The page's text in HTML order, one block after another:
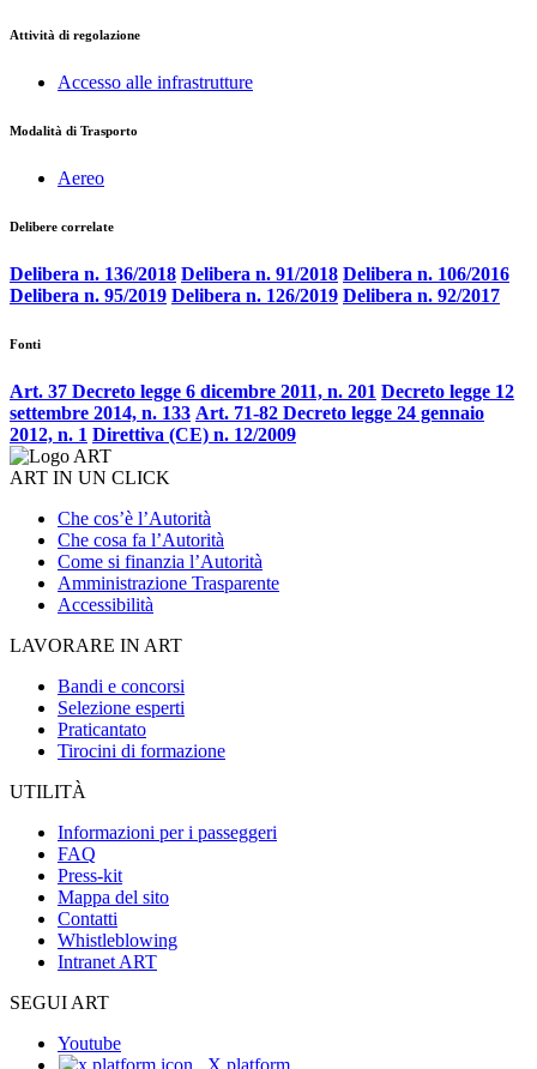
Attività di regolazione
Accesso alle infrastrutture
Modalità di Trasporto
Aereo
Delibere correlate
Delibera n. 136/2018 Delibera n. 91/2018 Delibera n. 106/2016
Delibera n. 95/2019 Delibera n. 126/2019 Delibera n. 92/2017
Fonti
Art. 37 Decreto legge 6 dicembre 2011, n. 201 Decreto legge 12
settembre 2014, n. 133 Art. 71-82 Decreto legge 24 gennaio
2012, n. 1 Direttiva (CE) n. 12/2009
ART IN UN CLICK
Che cos’è l’Autorità
Che cosa fa l’Autorità
Come si finanzia l’Autorità
Amministrazione Trasparente
Accessibilità
LAVORARE IN ART
Bandi e concorsi
Selezione esperti
Praticantato
Tirocini di formazione
UTILITÀ
Informazioni per i passeggeri
FAQ
Press-kit
Mappa del sito
Contatti
Whistleblowing
Intranet ART
SEGUI ART
Youtube
X platform